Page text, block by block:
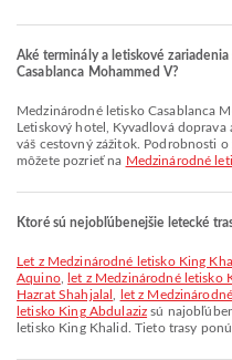
Aké terminály a letiskové
Casablanca Mohammed V?
Medzinárodné letisko Casablanca Mohammed V ponúka Kliniky a lekárne,
Letiskový hotel, Kyvadlová
váš cestovný zážitok. Podrobnosti
môžete pozrieť na Medzinárodné
Ktoré sú nejobľúbenejšie letecké
let z Medzinárodné letisko King Khalid na Medzinárodné letisko Ninoy
Aquino,
let z Medzinárodné letisko
Hazrat Shahjalal
let z
letisko King Abdulaziz sú
letisko King Khalid. Tieto trasy